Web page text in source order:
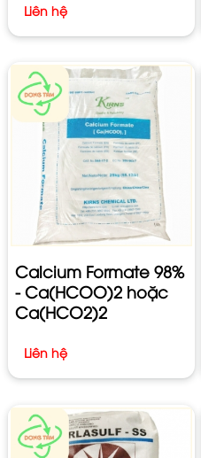
Liên hệ
Calcium Formate 98%
- Ca(HCOO)2 hoặc
Ca(HCO2)2
Liên hệ